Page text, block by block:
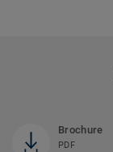
Brochure
PDF